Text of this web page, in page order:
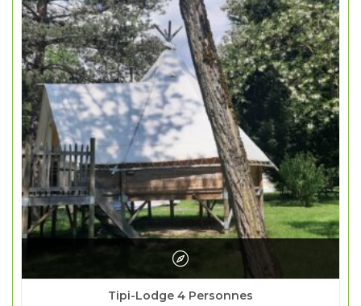
Tipi-Lodge 4 Personnes